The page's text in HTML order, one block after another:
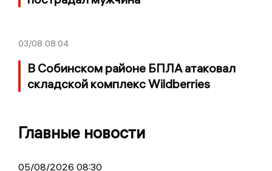
03/08 08:04
В Собинском районе БПЛА атаковал
складской комплекс Wildberries
Главные новости
05/08/2026 08:30